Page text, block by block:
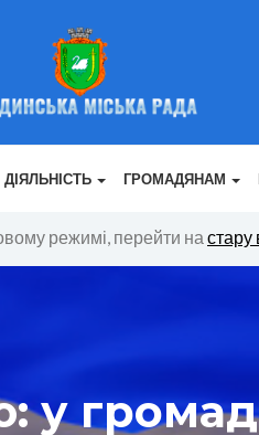
ДІЯЛЬНІСТЬ ГРОМАДЯНАМ
режимі, перейти на стару
у